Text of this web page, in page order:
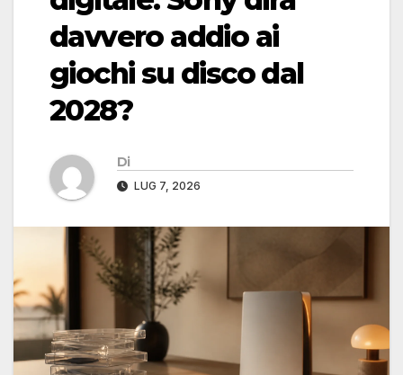
davvero addio ai
giochi su disco dal
2028?
Di
LUG 7, 2026